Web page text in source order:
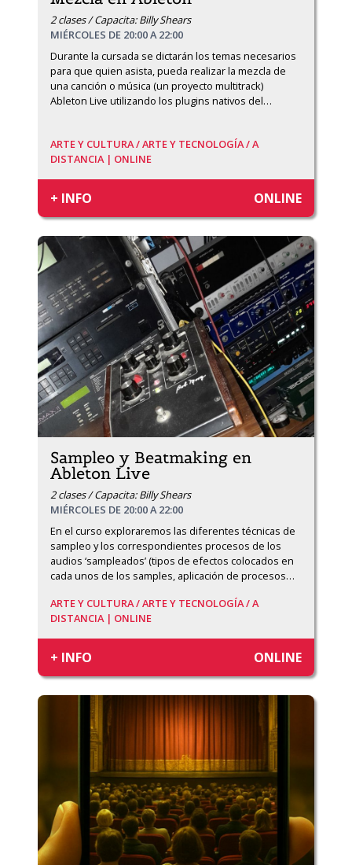
2 clases / Capacita: Billy Shears
MIÉRCOLES DE 20:00 A 22:00
Durante la cursada se dictarán los temas necesarios
para que quien asista, pueda realizar la mezcla de
una canción o música (un proyecto multitrack)
Ableton Live utilizando los plugins nativos del…
ARTE Y CULTURA /ARTE Y TECNOLOGÍA /A
DISTANCIA | ONLINE
+ INFO ONLINE
Sampleo y Beatmaking en
Ableton Live
2 clases / Capacita: Billy Shears
MIÉRCOLES DE 20:00 A 22:00
En el curso exploraremos las diferentes técnicas de
sampleo y los correspondientes procesos de los
audios ‘sampleados’ (tipos de efectos colocados en
cada unos de los samples, aplicación de procesos…
ARTE Y CULTURA /ARTE Y TECNOLOGÍA /A
DISTANCIA | ONLINE
+ INFO ONLINE